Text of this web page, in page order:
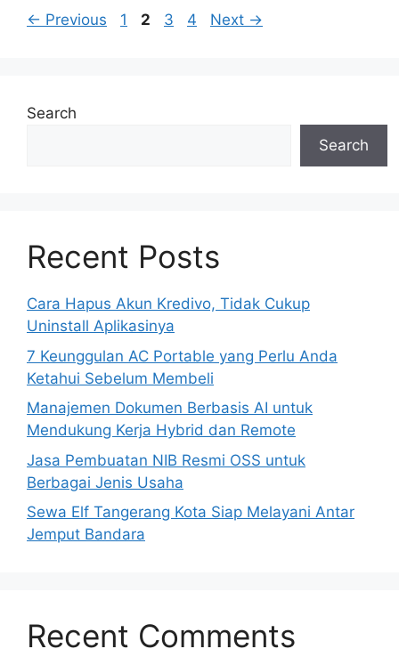
← Previous Page
1 Page
2 Page
3 Page
4 Next →
Search
Search
Recent Posts
Cara Hapus Akun Kredivo, Tidak Cukup
Uninstall Aplikasinya
7 Keunggulan AC Portable yang Perlu Anda
Ketahui Sebelum Membeli
Manajemen Dokumen Berbasis AI untuk
Mendukung Kerja Hybrid dan Remote
Jasa Pembuatan NIB Resmi OSS untuk
Berbagai Jenis Usaha
Sewa Elf Tangerang Kota Siap Melayani Antar
Jemput Bandara
Recent Comments